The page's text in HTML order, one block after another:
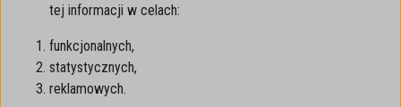
tej informacji w celach:
funkcjonalnych,
statystycznych,
reklamowych.